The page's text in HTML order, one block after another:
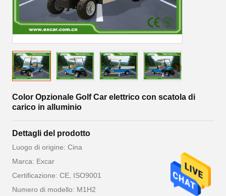
Color Opzionale Golf Car elettrico con scatola di
carico in alluminio
Dettagli del prodotto
Luogo di origine: Cina
Marca: Excar
Certificazione: CE, ISO9001
Numero di modello: M1H2